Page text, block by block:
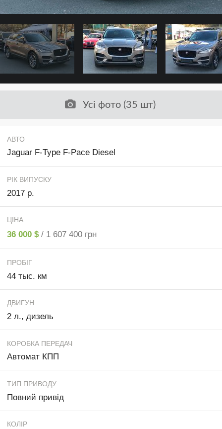
Усі фото (35 шт)
АВТО
Jaguar F-Type F-Pace Diesel
РІК ВИПУСКУ
2017 р.
ЦІНА
36 000 $ / 1 607 400 грн
ПРОБІГ
44 тыс. км
ДВИГУН
2 л., дизель
КОРОБКА ПЕРЕДАЧ
Автомат КПП
ТИП ПРИВОДУ
Повний привід
КОЛІР